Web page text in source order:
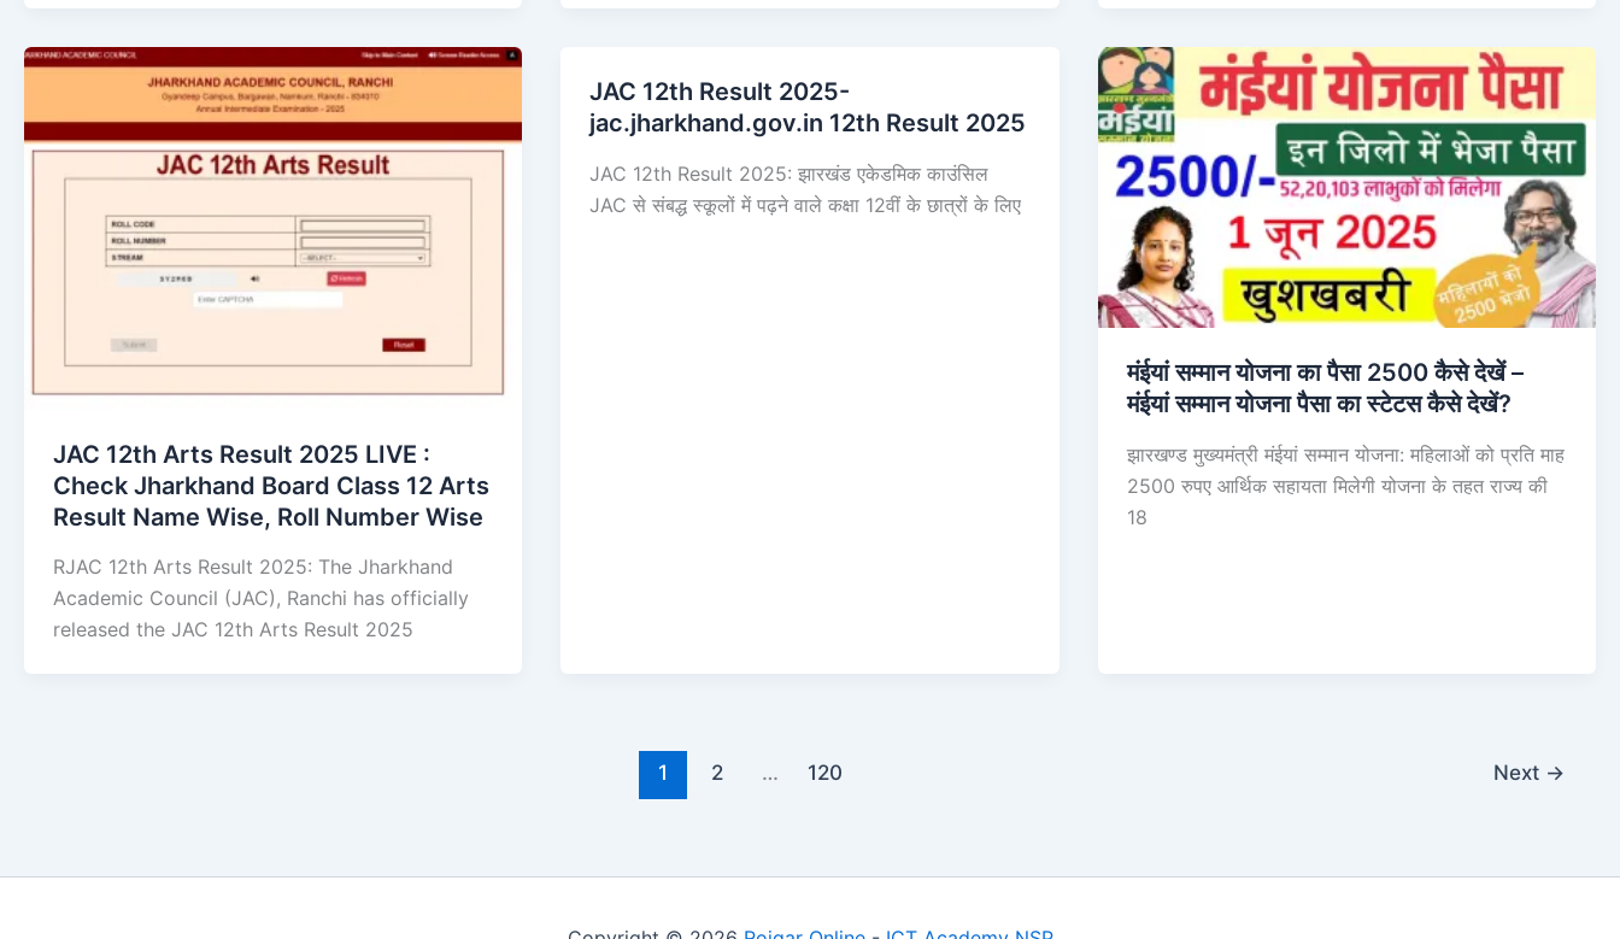
JAC 12th Arts Result 2025 LIVE :
Check Jharkhand Board Class 12 Arts
Result Name Wise, Roll Number Wise
RJAC 12th Arts Result 2025: The Jharkhand
Academic Council (JAC), Ranchi has officially
released the JAC 12th Arts Result 2025
JAC 12th Result 2025-
jac.jharkhand.gov.in 12th Result 2025
JAC 12th Result 2025: झारखंड एकेडमिक काउंसिल
JAC से संबद्ध स्कूलों में पढ़ने वाले कक्षा 12वीं के छात्रों के लिए
मंईयां सम्मान योजना का पैसा 2500 कैसे देखें –
मंईयां सम्मान योजना पैसा का स्टेटस कैसे देखें?
झारखण्ड मुख्यमंत्री मंईयां सम्मान योजना: महिलाओं को प्रति माह
2500 रुपए आर्थिक सहायता मिलेगी योजना के तहत राज्य की
18
1 2 … 120 Next →